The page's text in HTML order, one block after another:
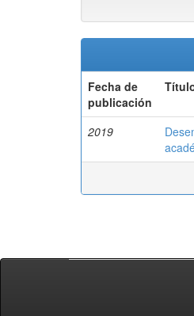
Fecha de
publicación
2019